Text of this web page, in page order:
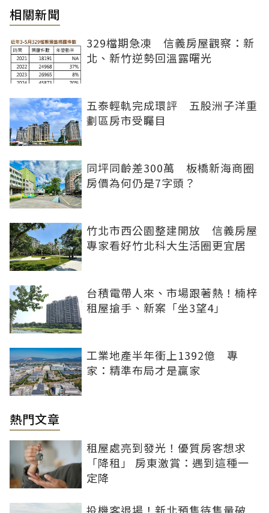
相關新聞
329檔期急凍 信義房屋觀察：新
北、新竹逆勢回溫露曙光
五泰輕軌完成環評 五股洲子洋重
劃區房市受矚目
同坪同齡差300萬 板橋新海商圈
房價為何仍是7字頭？
竹北市西公園整建開放 信義房屋
專家看好竹北科大生活圈更宜居
台積電帶人來、市場跟著熱！楠梓
租屋搶手、新案「坐3望4」
工業地產半年衝上1392億 專
家：精準布局才是贏家
熱門文章
租屋處亮到發光！優質房客想求
「降租」 房東激賞：遇到這種一
定降